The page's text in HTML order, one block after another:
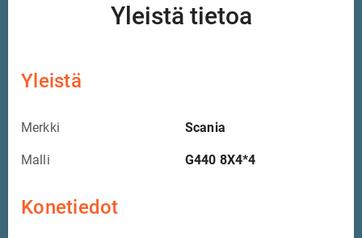
Yleistä tietoa
Yleistä
Merkki Scania
Malli G440 8X4*4
Konetiedot